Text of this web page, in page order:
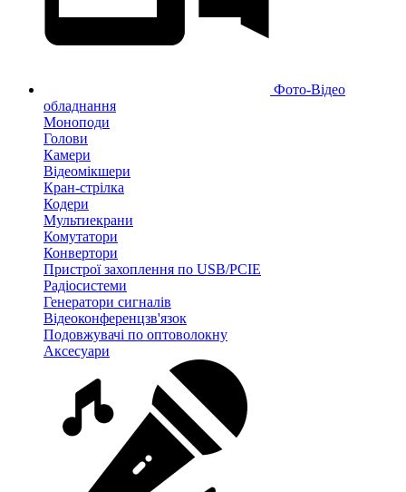
Фото-Відео
обладнання
Моноподи
Голови
Камери
Відеомікшери
Кран-стрілка
Кодери
Мультиекрани
Комутатори
Конвертори
Пристрої захоплення по USB/PCIE
Радіосистеми
Генератори сигналів
Відеоконференцзв'язок
Подовжувачі по оптоволокну
Аксесуари